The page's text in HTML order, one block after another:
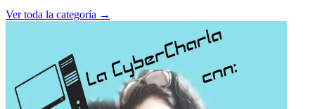
Ver toda la categoría →